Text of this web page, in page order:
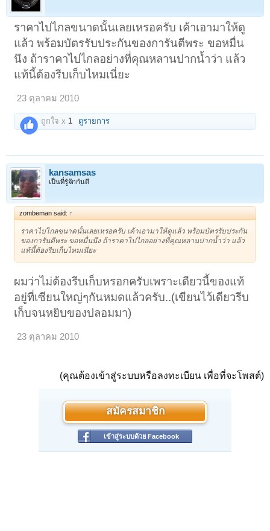
ราคาไปไกลขนาดนั้นเลยเหรอครับ เค้าเอามาให้ดู
แล้ว พร้อมบัตรรับประกันของการันตีพระ ขอหมื่น
นึง ถ้าราคาไปไกลอย่างที่คุณหลานปากน้ำว่า แล้ว
แท้นี้ต้องรีบเก็บไหมเนี่ยะ
23 ตุลาคม 2010
ถูกใจ x 1 ดูรายการ
kansamsas
เป็นที่รู้จักกันดี
zombeman said: ↑
ราคาไปไกลขนาดนั้นเลยเหรอครับ เค้าเอามาให้ดูแล้ว พร้อมบัตรรับประกัน
ของการันตีพระ ขอหมื่นนึง ถ้าราคาไปไกลอย่างที่คุณหลานปากน้ำว่า แล้ว
แท้นี้ต้องรีบเก็บไหมเนี่ยะ
ผมว่าไม่ต้องรีบเก็บหรอกครับเพราะเดียวนี้ของแท้
อยู่ที่เซียนใหญ่ๆกันหมดแล้วครับ..(เขียนไว้เดียวรีบ
เก็บจนหยิบของปลอมมา)
23 ตุลาคม 2010
(คุณต้องเข้าสู่ระบบหรือลงทะเบียน เพื่อที่จะโพสต์)
สมัครสมาชิก
เข้าสู่ระบบด้วย Facebook